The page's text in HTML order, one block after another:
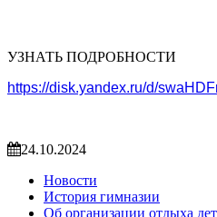
УЗНАТЬ ПОДРОБНОСТИ
https://disk.yandex.ru/d/
24.10.2024
Новости
История гимназии
Об организации отдыха